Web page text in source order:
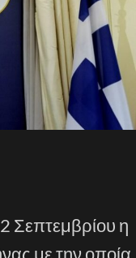
Σεπτεμβρίου η
με την οποία